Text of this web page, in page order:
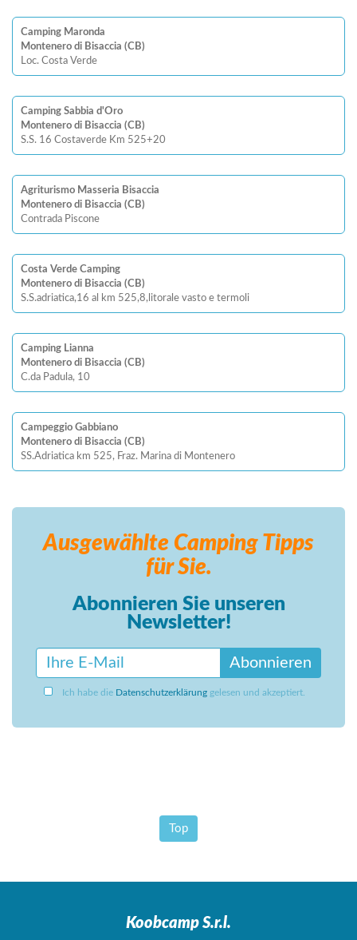
Camping Maronda
Montenero di Bisaccia (CB)
Loc. Costa Verde
Camping Sabbia d'Oro
Montenero di Bisaccia (CB)
S.S. 16 Costaverde Km 525+20
Agriturismo Masseria Bisaccia
Montenero di Bisaccia (CB)
Contrada Piscone
Costa Verde Camping
Montenero di Bisaccia (CB)
S.S.adriatica,16 al km 525,8,litorale vasto e termoli
Camping Lianna
Montenero di Bisaccia (CB)
C.da Padula, 10
Campeggio Gabbiano
Montenero di Bisaccia (CB)
SS.Adriatica km 525, Fraz. Marina di Montenero
Ausgewählte Camping Tipps
für Sie.
Abonnieren Sie unseren
Newsletter!
Abonnieren
Ich habe die Datenschutzerklärung gelesen und akzeptiert.
Top
Koobcamp S.r.l.